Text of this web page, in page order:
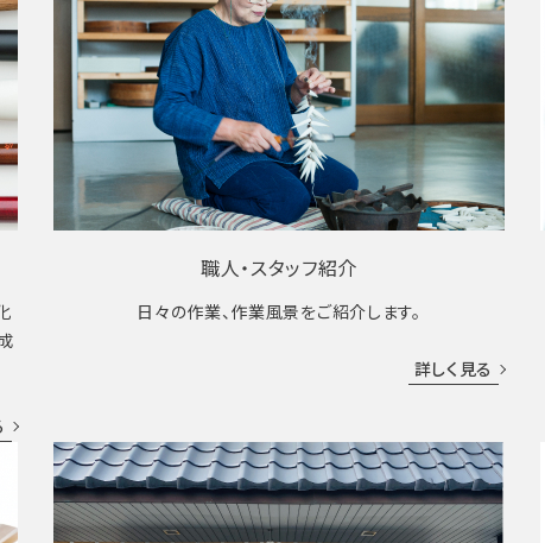
職人・スタッフ紹介
日々の作業、作業風景をご紹介します。
詳しく見る